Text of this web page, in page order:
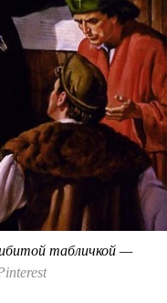
табличкой —